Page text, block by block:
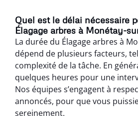
Quel est le délai nécessaire
Élagage arbres à Monétay-
La durée du Élagage arbres à
dépend de plusieurs facteurs,
complexité de la tâche. En
quelques heures pour une
Nos équipes s’engagent à
annoncés, pour que vous
sereinement.